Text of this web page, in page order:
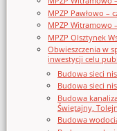
MPZP Pawłowo –
MPZP Witramowo
MPZP Olsztynek
Obwieszczenia w
inwestycji celu
Budowa sieci
Budowa sieci
Budowa
Świętajny,
Budowa